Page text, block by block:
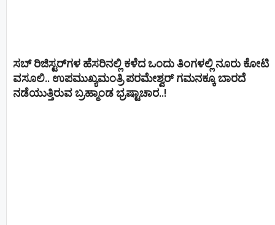
ಸಬ್ ರಿಜಿಸ್ಟರ್​ಗಳ ಹೆಸರಿನಲ್ಲಿ ಕಳೆದ ಒಂದು ತಿಂಗಳಲ್ಲಿ ನೂರು ಕೋಟಿ
ವಸೂಲಿ.. ಉಪಮುಖ್ಯಮಂತ್ರಿ ಪರಮೇಶ್ವರ್​ ಗಮನಕ್ಕೂ ಬಾರದೆ
ನಡೆಯುತ್ತಿರುವ ಬ್ರಹ್ಮಾಂಡ ಭ್ರಷ್ಟಾಚಾರ..!